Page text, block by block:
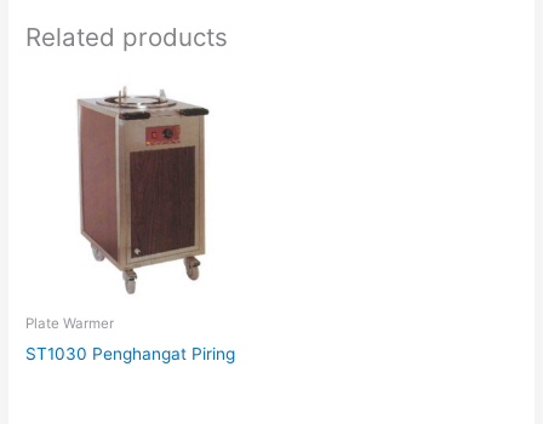
Related products
Plate Warmer
ST1030 Penghangat Piring